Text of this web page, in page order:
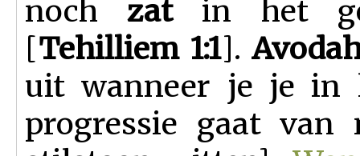
noch zatin het
[Tehilliem 1:1].
uit wanneer je je in
progressie gaat van